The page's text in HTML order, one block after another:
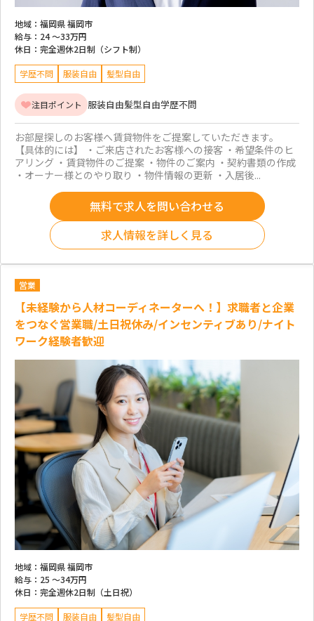
地域： 福岡県 福岡市
給与： 24 ～33万円
休日： 完全週休2日制（シフト制）
学歴不問 服装自由 髪型自由
注目ポイント 服装自由髪型自由学歴不問
お部屋探しのお客様へ賃貸物件をご提案していただきます。
【具体的には】 ・ご来店されたお客様への接客 ・希望条件のヒ
アリング ・賃貸物件のご提案 ・物件のご案内 ・契約書類の作成
・オーナー様とのやり取り ・物件情報の更新 ・入居後...
無料で求人を問い合わせる
求人情報を詳しく見る
営業
【未経験から人材コーディネーターへ！】求職者と企業
をつなぐ営業職/土日祝休み/インセンティブあり/ナイト
ワーク経験者歓迎
地域： 福岡県 福岡市
給与： 25 ～34万円
休日： 完全週休2日制（土日祝）
学歴不問 服装自由 髪型自由